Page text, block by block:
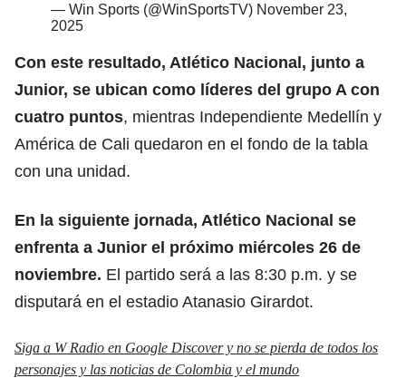
— Win Sports (@WinSportsTV) November 23,
2025
Con este resultado, Atlético Nacional, junto a
Junior, se ubican como líderes del grupo A con
cuatro puntos, mientras Independiente Medellín y
América de Cali quedaron en el fondo de la tabla
con una unidad.
En la siguiente jornada, Atlético Nacional se
enfrenta a Junior el próximo miércoles 26 de
noviembre. El partido será a las 8:30 p.m. y se
disputará en el estadio Atanasio Girardot.
Siga a W Radio en Google Discover y no se pierda de todos los
personajes y las noticias de Colombia y el mundo